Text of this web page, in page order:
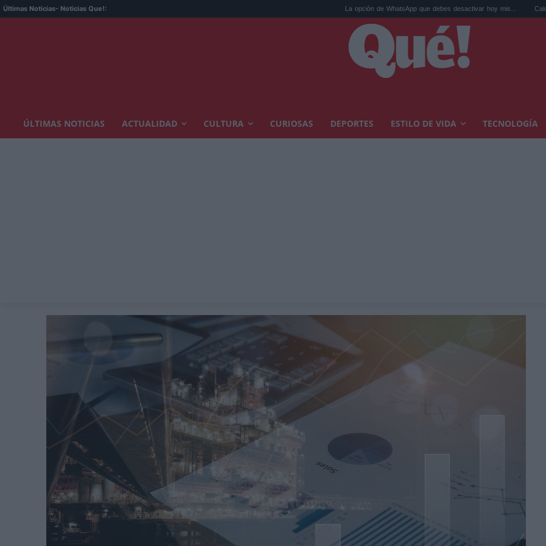
Últimas Noticias- Noticias Que!: La opción de WhatsApp que debes desactivar hoy mis... Calor extremo y
ÚLTIMAS NOTICIAS ACTUALIDAD CULTURA CURIOSAS DEPORTES ESTILO DE VIDA TECNOLOGÍA